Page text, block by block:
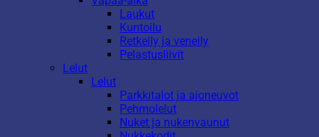
Laukut
Kuntoilu
Retkeily ja veneily
Pelastusliivit
Lelut
Lelut
Parkkitalot ja ajoneuvot
Pehmolelut
Nuket ja nukenvaunut